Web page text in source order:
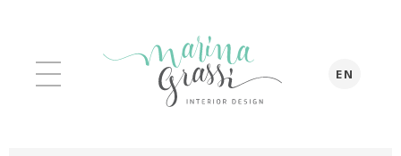
EN